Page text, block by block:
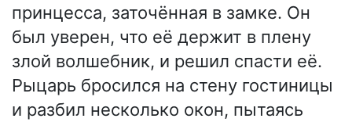
принцесса, заточённая в замке. Он
был уверен, что её держит в плену
злой волшебник, и решил спасти её.
Рыцарь бросился на стену гостиницы
и разбил несколько окон, пытаясь